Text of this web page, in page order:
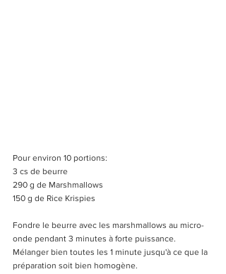
Pour environ 10 portions:
3 cs de beurre
290 g de Marshmallows
150 g de Rice Krispies
Fondre le beurre avec les marshmallows au micro-
onde pendant 3 minutes à forte puissance.
Mélanger bien toutes les 1 minute jusqu'à ce que la
préparation soit bien homogène.